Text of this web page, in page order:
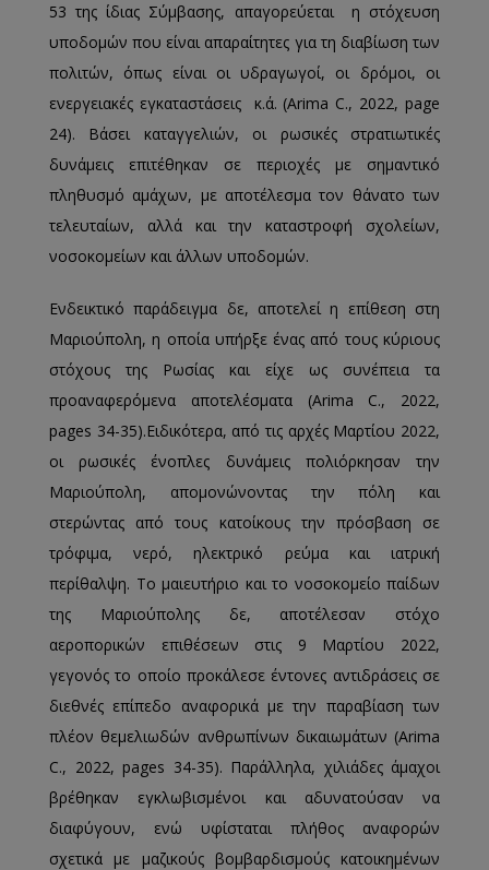
53 της ίδιας Σύμβασης, απαγορεύεται η στόχευση
υποδομών που είναι απαραίτητες για τη διαβίωση των
πολιτών, όπως είναι οι υδραγωγοί, οι δρόμοι, οι
ενεργειακές εγκαταστάσεις κ.ά. (Arima C., 2022, page
24). Βάσει καταγγελιών, οι ρωσικές στρατιωτικές
δυνάμεις επιτέθηκαν σε περιοχές με σημαντικό
πληθυσμό αμάχων, με αποτέλεσμα τον θάνατο των
τελευταίων, αλλά και την καταστροφή σχολείων,
νοσοκομείων και άλλων υποδομών.
Ενδεικτικό παράδειγμα δε, αποτελεί η επίθεση στη
Μαριούπολη, η οποία υπήρξε ένας από τους κύριους
στόχους της Ρωσίας και είχε ως συνέπεια τα
προαναφερόμενα αποτελέσματα (Arima C., 2022,
pages 34-35).Ειδικότερα, από τις αρχές Μαρτίου 2022,
οι ρωσικές ένοπλες δυνάμεις πολιόρκησαν την
Μαριούπολη, απομονώνοντας την πόλη και
στερώντας από τους κατοίκους την πρόσβαση σε
τρόφιμα, νερό, ηλεκτρικό ρεύμα και ιατρική
περίθαλψη. Το μαιευτήριο και το νοσοκομείο παίδων
της Μαριούπολης δε, αποτέλεσαν στόχο
αεροπορικών επιθέσεων στις 9 Μαρτίου 2022,
γεγονός το οποίο προκάλεσε έντονες αντιδράσεις σε
διεθνές επίπεδο αναφορικά με την παραβίαση των
πλέον θεμελιωδών ανθρωπίνων δικαιωμάτων (Arima
C., 2022, pages 34-35). Παράλληλα, χιλιάδες άμαχοι
βρέθηκαν εγκλωβισμένοι και αδυνατούσαν να
διαφύγουν, ενώ υφίσταται πλήθος αναφορών
σχετικά με μαζικούς βομβαρδισμούς κατοικημένων